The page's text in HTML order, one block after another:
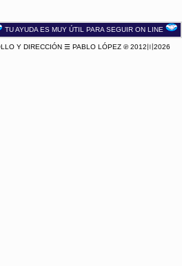
ES MUY ÚTIL PARA SEGUIR ON LINE
Y DIRECCIÓN ☰ PABLO LÓPEZ ℗ 2012〣2026